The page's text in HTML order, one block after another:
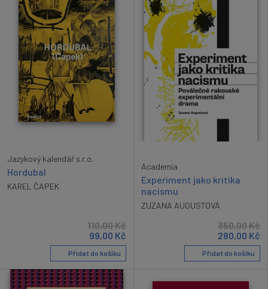
Jazykový kalendář s.r.o.
Hordubal
KAREL ČAPEK
110,00Kč
99,00 Kč
Přidat do košíku
Academia
Experiment jako kritika
nacismu
ZUZANA AUGUSTOVÁ
350,00Kč
280,00 Kč
Přidat do košíku